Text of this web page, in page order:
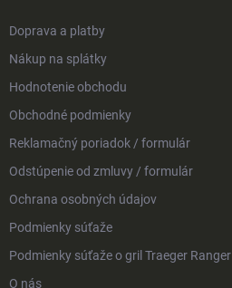
Doprava a platby
Nákup na splátky
Hodnotenie obchodu
Obchodné podmienky
Reklamačný poriadok / formulár
Odstúpenie od zmluvy / formulár
Ochrana osobných údajov
Podmienky súťaže
Podmienky súťaže o gril Traeger Ranger
O nás